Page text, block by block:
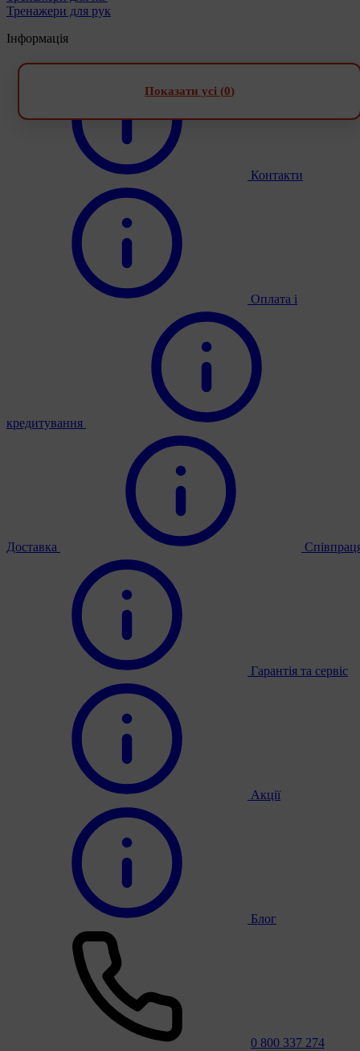
Показати усі (0)
Тренажери для рук
Інформація
Контакти
Оплата і
кредитування
Доставка
Гарантія та сервіс
Акції
Блог
0 800 337 274